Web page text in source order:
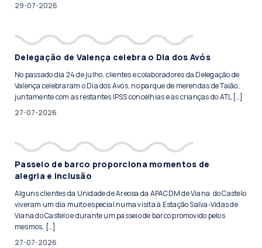
29-07-2026
Delegação de Valença celebra o Dia dos Avós
No passado dia 24 de julho, clientes e colaboradores da Delegação de
Valença celebraram o Dia dos Avós, no parque de merendas de Taião,
juntamente com as restantes IPSS concelhias e as crianças do ATL […]
27-07-2026
Passeio de barco proporciona momentos de
alegria e inclusão
Alguns clientes da Unidade de Areosa da APACDM de Viana do Castelo
viveram um dia muito especial numa visita à Estação Salva-Vidas de
Viana do Castelo e durante um passeio de barco promovido pelos
mesmos, […]
27-07-2026